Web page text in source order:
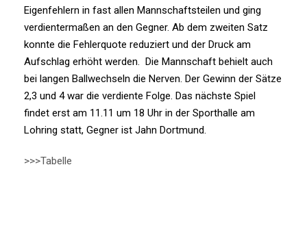
Eigenfehlern in fast allen Mannschaftsteilen und ging
verdientermaßen an den Gegner. Ab dem zweiten Satz
konnte die Fehlerquote reduziert und der Druck am
Aufschlag erhöht werden. Die Mannschaft behielt auch
bei langen Ballwechseln die Nerven. Der Gewinn der Sätze
2,3 und 4 war die verdiente Folge. Das nächste Spiel
findet erst am 11.11 um 18 Uhr in der Sporthalle am
Lohring statt, Gegner ist Jahn Dortmund.
>>>Tabelle